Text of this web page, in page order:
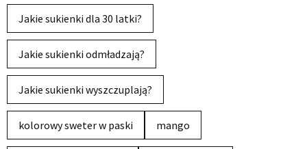
Jakie sukienki dla 30 latki?
Jakie sukienki odmładzają?
Jakie sukienki wyszczuplają?
kolorowy sweter w paski mango